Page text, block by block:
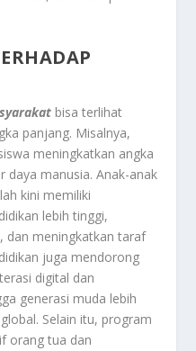
bisa terlihat
panjang. Misalnya,
meningkatkan angka
daya manusia. Anak-anak
kini memiliki
lebih tinggi,
dan meningkatkan taraf
juga mendorong
digital dan
generasi muda lebih
Selain itu, program
orang tua dan